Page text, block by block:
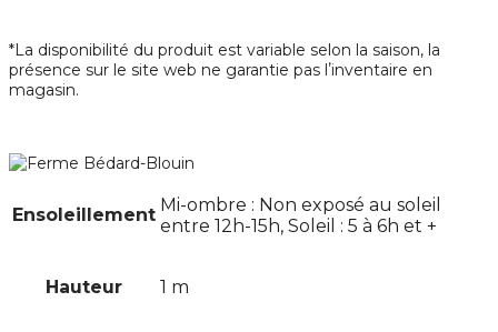
*La disponibilité du produit est variable selon la saison, la
présence sur le site web ne garantie pas lʼinventaire en
magasin.
Ensoleillement Mi-ombre : Non exposé au soleil
entre 12h-15h, Soleil : 5 à 6h et +
Hauteur 1 m